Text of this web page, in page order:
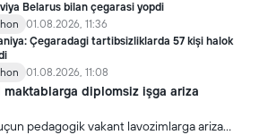
Belarus bilan çegarasi yopdi
01.08.2026, 11:36
Çegaradagi tartibsizliklarda 57 kişi halok
01.08.2026, 11:08
diplomsiz işga ariza
pedagogik vakant lavozimlarga ariza